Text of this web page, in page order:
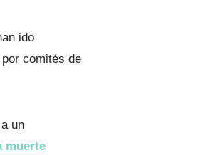
ido
comités de
un
muerte